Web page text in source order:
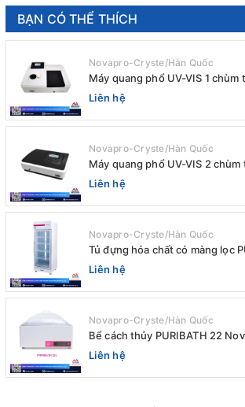
BẠN CÓ THỂ THÍCH
Novapro-Cryste/Hàn Quốc
Máy quang phổ UV-VIS 1
4nm) E-1000UV / Peak
Liên hệ
Novapro-Cryste/Hàn Quốc
Máy quang phổ UV-VIS 2
Peak
Liên hệ
Novapro-Cryste/Hàn Quốc
Tủ đựng hóa chất có màng lọc
AIRTIGHT Novapro-Cryste/Hàn
Liên hệ
Novapro-Cryste/Hàn Quốc
Bể cách thủy PURIBATH 22
Quốc
Liên hệ